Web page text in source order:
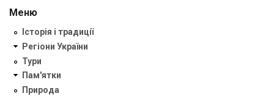
Меню
Історія і традиції
Регіони України
Тури
Пам'ятки
Природа